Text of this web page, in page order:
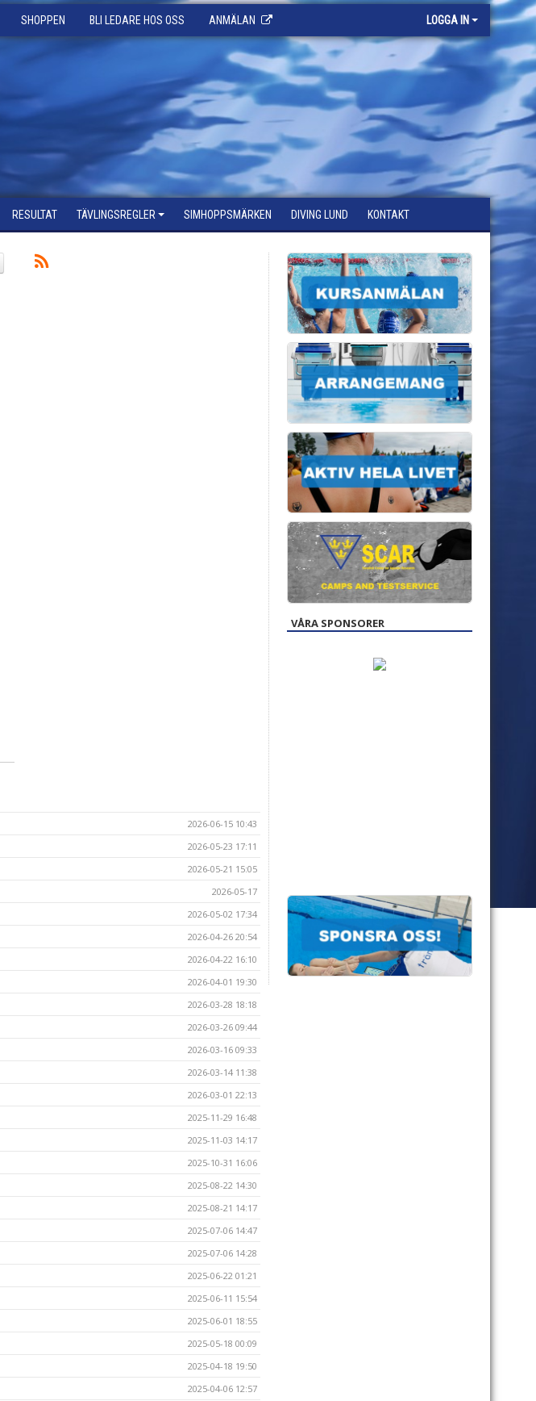
SHOPPEN BLI LEDARE HOS OSS ANMÄLAN LOGGA IN
RESULTAT TÄVLINGSREGLER SIMHOPPSMÄRKEN DIVING LUND KONTAKT
2026-06-15 10:43
2026-05-23 17:11
2026-05-21 15:05
2026-05-17
2026-05-02 17:34
2026-04-26 20:54
2026-04-22 16:10
2026-04-01 19:30
2026-03-28 18:18
2026-03-26 09:44
2026-03-16 09:33
2026-03-14 11:38
2026-03-01 22:13
2025-11-29 16:48
2025-11-03 14:17
2025-10-31 16:06
2025-08-22 14:30
2025-08-21 14:17
2025-07-06 14:47
2025-07-06 14:28
2025-06-22 01:21
2025-06-11 15:54
2025-06-01 18:55
2025-05-18 00:09
2025-04-18 19:50
2025-04-06 12:57
VÅRA SPONSORER